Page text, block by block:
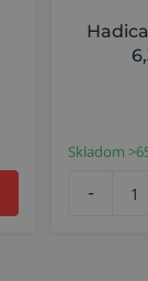
Skladom
-